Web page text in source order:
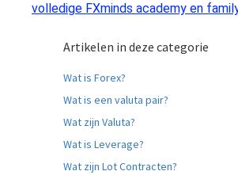
volledige FXminds academy en
Artikelen in deze categorie
Wat is Forex?
Wat is een valuta pair?
Wat zijn Valuta?
Wat is Leverage?
Wat zijn Lot Contracten?